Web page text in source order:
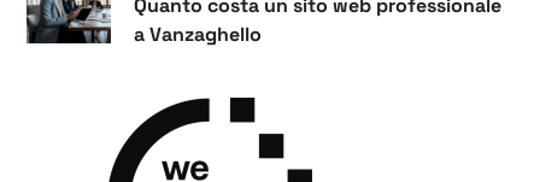
Quanto costa un sito web professionale
a Vanzaghello